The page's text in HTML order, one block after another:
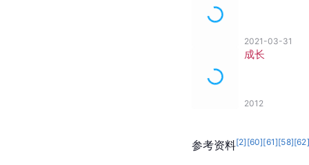
2021-03-31
成长
2012
参考资料[2] [60][61][58][62]